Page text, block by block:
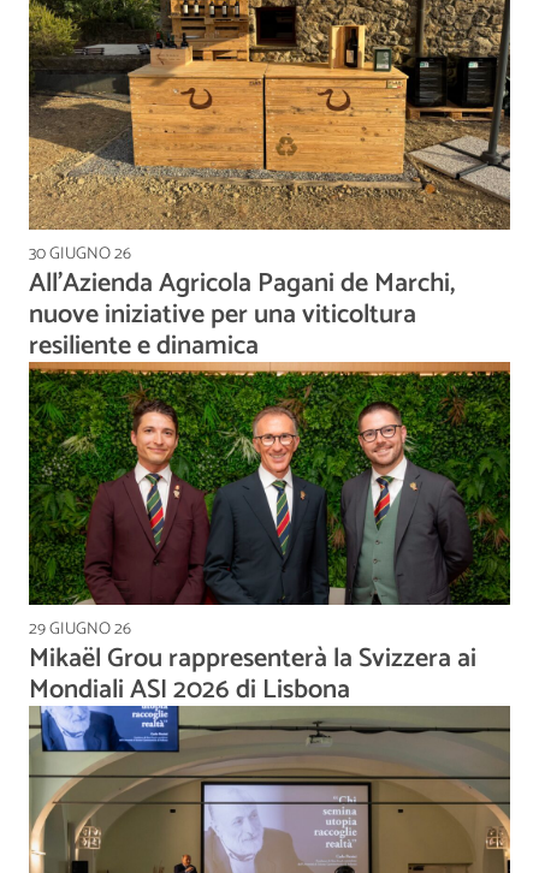
30 GIUGNO 26
All’Azienda Agricola Pagani de Marchi,
nuove iniziative per una viticoltura
resiliente e dinamica
29 GIUGNO 26
Mikaël Grou rappresenterà la Svizzera ai
Mondiali ASI 2026 di Lisbona